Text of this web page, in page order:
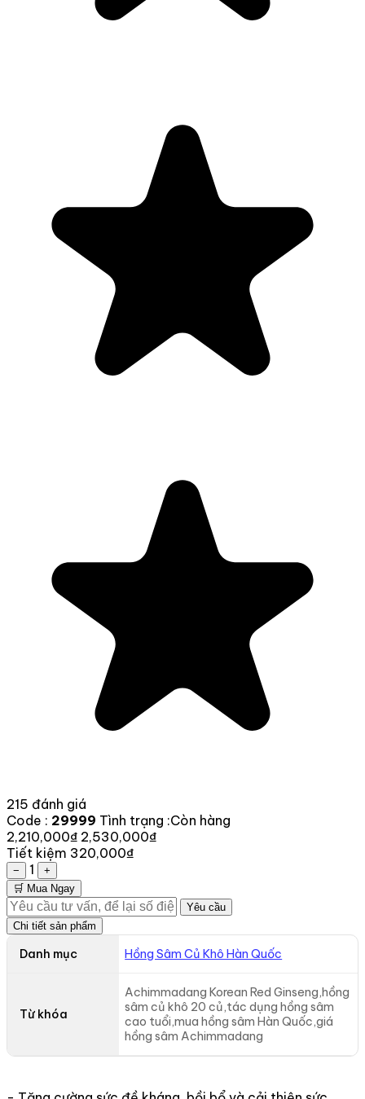
215 đánh giá
Code : 29999 Tình trạng :Còn hàng
2,210,000₫ 2,530,000₫
Tiết kiệm 320,000₫
− 1
+
🛒 Mua Ngay
Yêu cầu
Chi tiết sản phẩm
Danh mục Hồng Sâm Củ Khô Hàn Quốc
Từ khóa
Achimmadang Korean Red Ginseng,hồng
sâm củ khô 20 củ,tác dụng hồng sâm
cao tuổi,mua hồng sâm Hàn Quốc,giá
hồng sâm Achimmadang